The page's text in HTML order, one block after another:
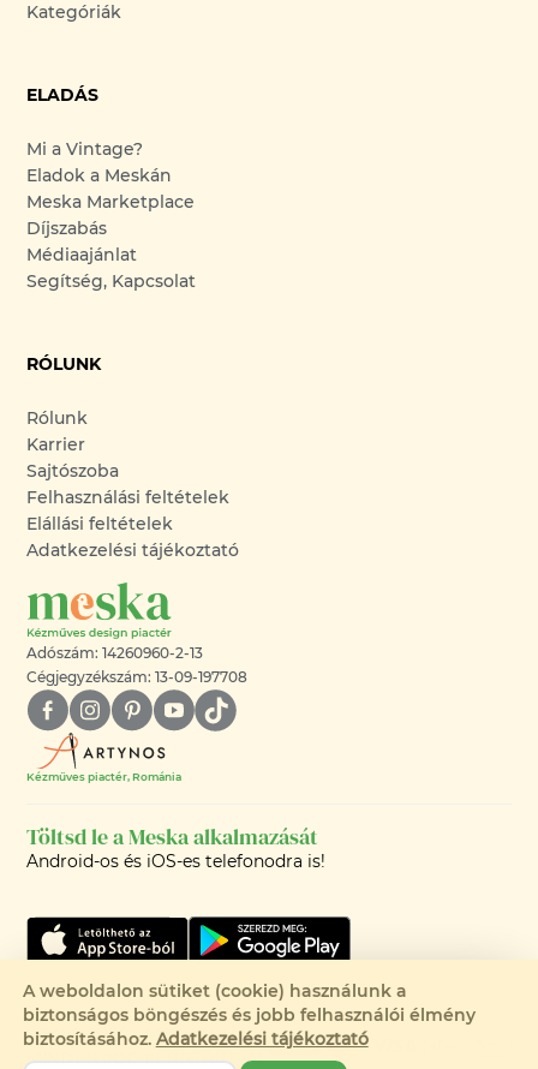
Kategóriák
ELADÁS
Mi a Vintage?
Eladok a Meskán
Meska Marketplace
Díjszabás
Médiaajánlat
Segítség, Kapcsolat
RÓLUNK
Rólunk
Karrier
Sajtószoba
Felhasználási feltételek
Elállási feltételek
Adatkezelési tájékoztató
Adószám: 14260960-2-13
Cégjegyzékszám: 13-09-197708
Kézműves piactér, Románia
Töltsd le a Meska alkalmazását
Android-os és iOS-es telefonodra is!
©2008-2026 - MESKA.HU -
MINDEN JOG FENNTARTVA!
A weboldalon sütiket (cookie) használunk a
biztonságos böngészés és jobb felhasználói élmény
biztosításához. Adatkezelési tájékoztató